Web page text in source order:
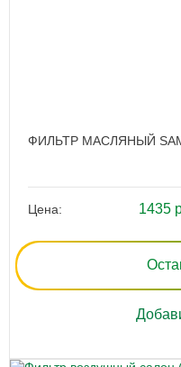
ФИЛЬТР МАСЛЯНЫЙ
Цена: 1435